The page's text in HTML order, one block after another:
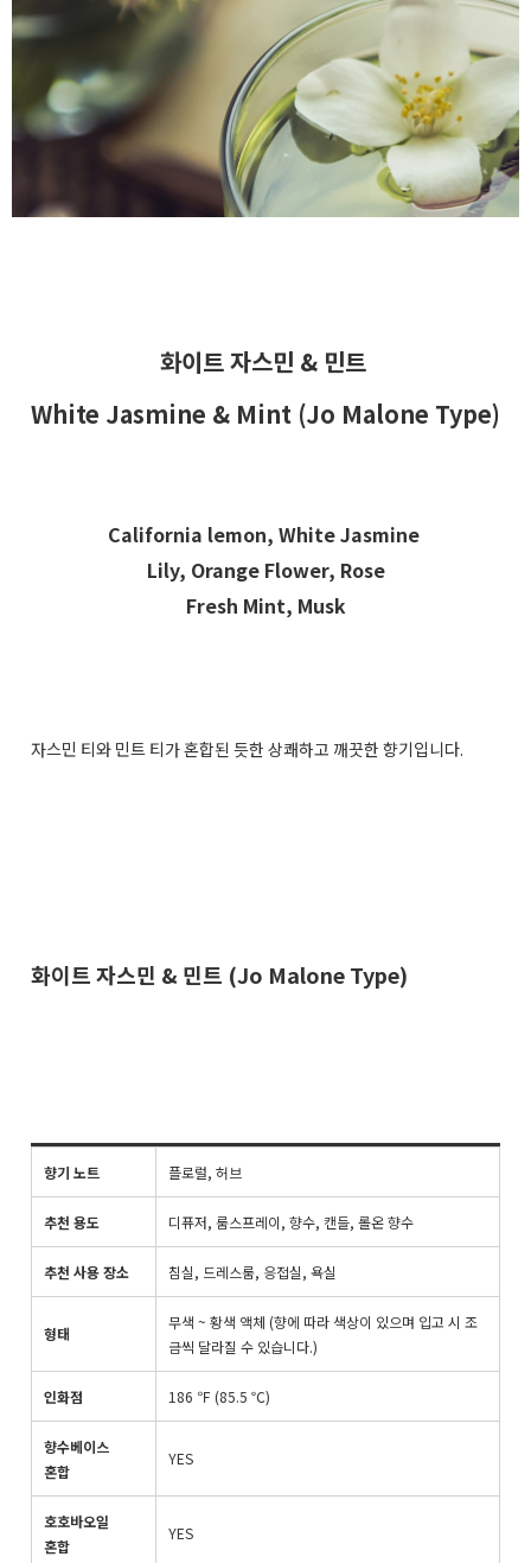
화이트 자스민 & 민트
White Jasmine & Mint (Jo Malone Type)
California lemon, White Jasmine
Lily, Orange Flower, Rose
Fresh Mint, Musk
자스민 티와 민트 티가 혼합된 듯한 상쾌하고 깨끗한 향기입니다.
화이트 자스민 & 민트 (Jo Malone Type)
향기 노트 플로럴, 허브
추천 용도 디퓨저, 룸스프레이, 향수, 캔들, 롤온 향수
추천 사용 장소 침실, 드레스룸, 응접실, 욕실
형태
무색 ~ 황색 액체 (향에 따라 색상이 있으며 입고 시 조
금씩 달라질 수 있습니다.)
인화점 186 ℉ (85.5 ℃)
향수베이스
혼합
YES
호호바오일
혼합
YES